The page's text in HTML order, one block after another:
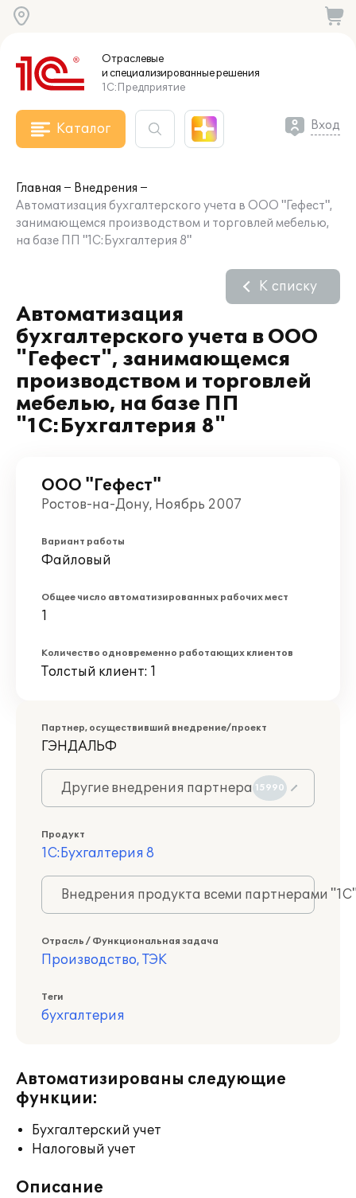
Отраслевые
и специализированныерешения
1С:Предприятие
Каталог Вход
Главная
Внедрения
Автоматизация бухгалтерского учета в ООО "Гефест",
занимающемся производством и торговлей мебелью,
на базе ПП "1С:Бухгалтерия 8"
Автоматизация
бухгалтерского учета в ООО
"Гефест", занимающемся
производством и торговлей
мебелью, на базе ПП
"1С:Бухгалтерия 8"
К списку
ООО "Гефест"
Ростов-на-Дону, Ноябрь 2007
Вариант работы
Файловый
Общее число автоматизированных рабочих мест
1
Количество одновременно работающих клиентов
Толстый клиент: 1
Партнер, осуществивший внедрение/проект
ГЭНДАЛЬФ
Другие внедрения партнера 15990
Продукт
1С:Бухгалтерия 8
Внедрения продукта всеми партнерами
Отрасль / Функциональная задача
Производство, ТЭК
Теги
бухгалтерия
Автоматизированы следующие
функции:
Бухгалтерский учет
Налоговый учет
Описание